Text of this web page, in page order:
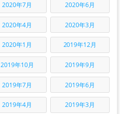
2020年7月 2020年6月
2020年4月 2020年3月
2020年1月 2019年12月
2019年10月 2019年9月
2019年7月 2019年6月
2019年4月 2019年3月